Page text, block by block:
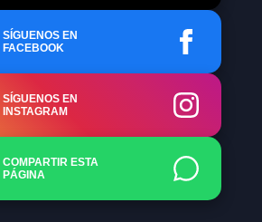
SÍGUENOS EN
FACEBOOK
SÍGUENOS EN
INSTAGRAM
COMPARTIR ESTA
PÁGINA